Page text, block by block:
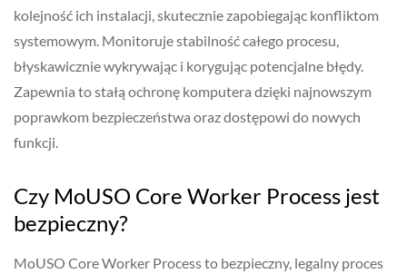
kolejność ich instalacji, skutecznie zapobiegając konfliktom
systemowym. Monitoruje stabilność całego procesu,
błyskawicznie wykrywając i korygując potencjalne błędy.
Zapewnia to stałą ochronę komputera dzięki najnowszym
poprawkom bezpieczeństwa oraz dostępowi do nowych
funkcji.
Czy MoUSO Core Worker Process jest
bezpieczny?
MoUSO Core Worker Process to bezpieczny, legalny proces